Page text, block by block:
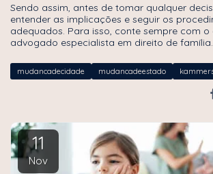
Sendo assim, antes de tomar qualquer
entender as implicações e seguir os
adequados. Para isso, conte sempre com o
advogado especialista em direito de família.
mudancadecidade mudancadeestado
11
Nov